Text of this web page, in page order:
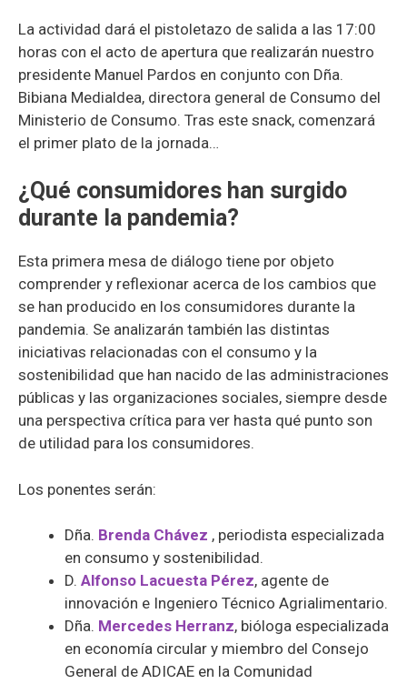
La actividad dará el pistoletazo de salida a las 17:00
horas con el acto de apertura que realizarán nuestro
presidente Manuel Pardos en conjunto con Dña.
Bibiana Medialdea, directora general de Consumo del
Ministerio de Consumo. Tras este snack, comenzará
el primer plato de la jornada…
¿Qué consumidores han surgido
durante la pandemia?
Esta primera mesa de diálogo tiene por objeto
comprender y reflexionar acerca de los cambios que
se han producido en los consumidores durante la
pandemia. Se analizarán también las distintas
iniciativas relacionadas con el consumo y la
sostenibilidad que han nacido de las administraciones
públicas y las organizaciones sociales, siempre desde
una perspectiva crítica para ver hasta qué punto son
de utilidad para los consumidores.
Los ponentes serán:
Dña. Brenda Chávez , periodista especializada
en consumo y sostenibilidad.
D. Alfonso Lacuesta Pérez, agente de
innovación e Ingeniero Técnico Agrialimentario.
Dña. Mercedes Herranz, bióloga especializada
en economía circular y miembro del Consejo
General de ADICAE en la Comunidad